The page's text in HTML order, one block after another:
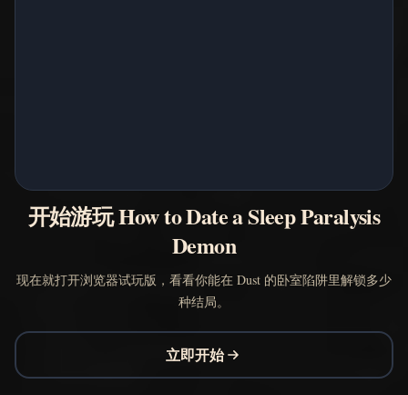
开始游玩 How to Date a Sleep Paralysis
Demon
现在就打开浏览器试玩版，看看你能在 Dust 的卧室陷阱里解锁多少
种结局。
立即开始